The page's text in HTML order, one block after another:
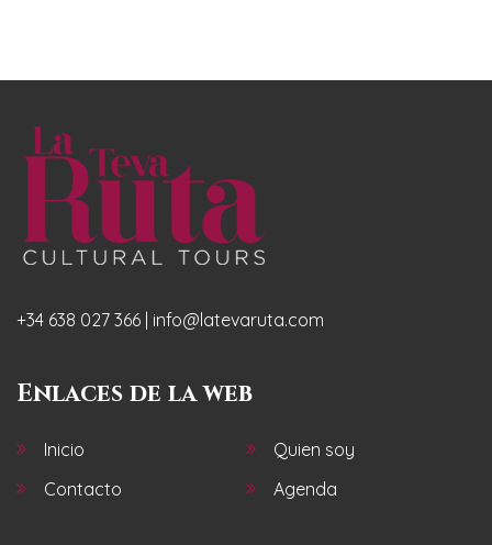
+34 638 027 366 | info@latevaruta.com
Enlaces de la web
Inicio
Quien soy
Contacto
Agenda